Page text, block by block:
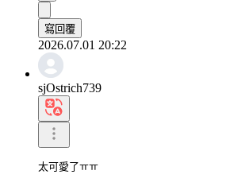
寫回覆
2026.07.01 20:22
sjOstrich739
太可愛了ㅠㅠ